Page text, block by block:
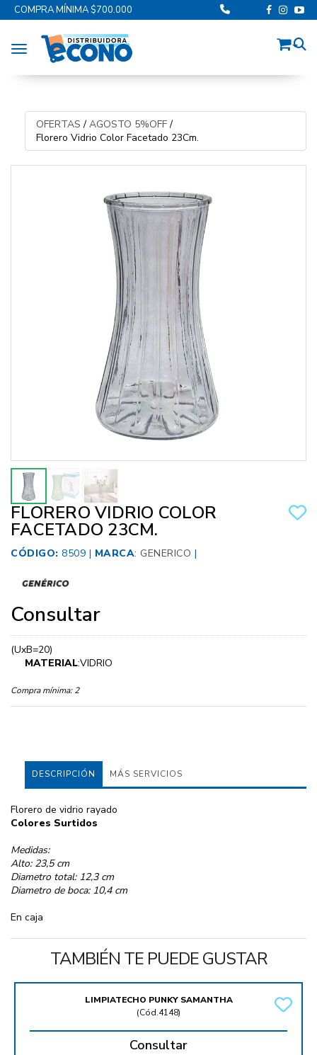
COMPRA MÍNIMA $700.000
Toggle navigation
OFERTAS / AGOSTO 5%OFF /
Florero Vidrio Color Facetado 23Cm.
FLORERO VIDRIO COLOR
FACETADO 23CM.
CÓDIGO: 8509 | MARCA: GENERICO |
Consultar
(UxB=20)
MATERIAL:VIDRIO
Compra mínima: 2
DESCRIPCIÓN MÁS SERVICIOS
Florero de vidrio rayado
Colores Surtidos
Medidas:
Alto: 23,5 cm
Diametro total: 12,3 cm
Diametro de boca: 10,4 cm
En caja
TAMBIÉN TE PUEDE GUSTAR
LIMPIATECHO PUNKY SAMANTHA
(Cód.4148)
Consultar